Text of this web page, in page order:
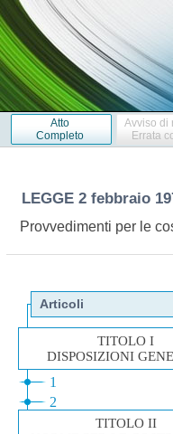
Atto
Completo
Avviso di
Errata
LEGGE 2 febbraio
Provvedimenti per le